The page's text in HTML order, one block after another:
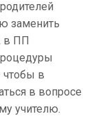
заменить
в ПП
чтобы в
в вопросе
учителю.